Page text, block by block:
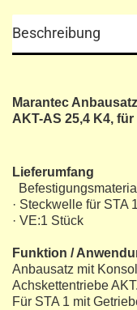
Beschreibung
Marantec
AKT-AS 25,4 K4, für
Lieferumfang
· Steckwelle für STA 1
· VE:1 Stück
Funktion /
Anbausatz mit
Achskettentriebe AKT.
Für STA 1 mit